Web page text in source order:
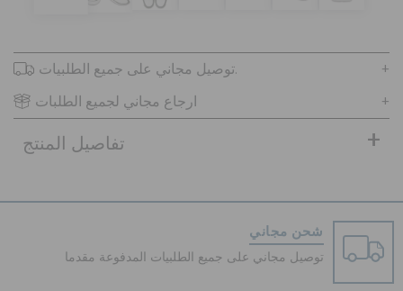
تسجيل الدخول / اشتراك
حالة الطلبية
توصيل مجاني على جميع الطلبيات.
ارجاع مجاني لجميع الطلبات
تفاصيل المنتج
شحن مجاني
توصيل مجاني على جميع الطلبيات المدفوعة مقدما